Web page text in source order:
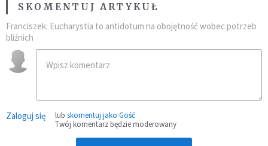
SKOMENTUJ ARTYKUŁ
Franciszek: Eucharystia to antidotum na obojętność wobec potrzeb
bliźnich
Zaloguj się lub skomentuj jako Gość
Twój komentarz będzie moderowany